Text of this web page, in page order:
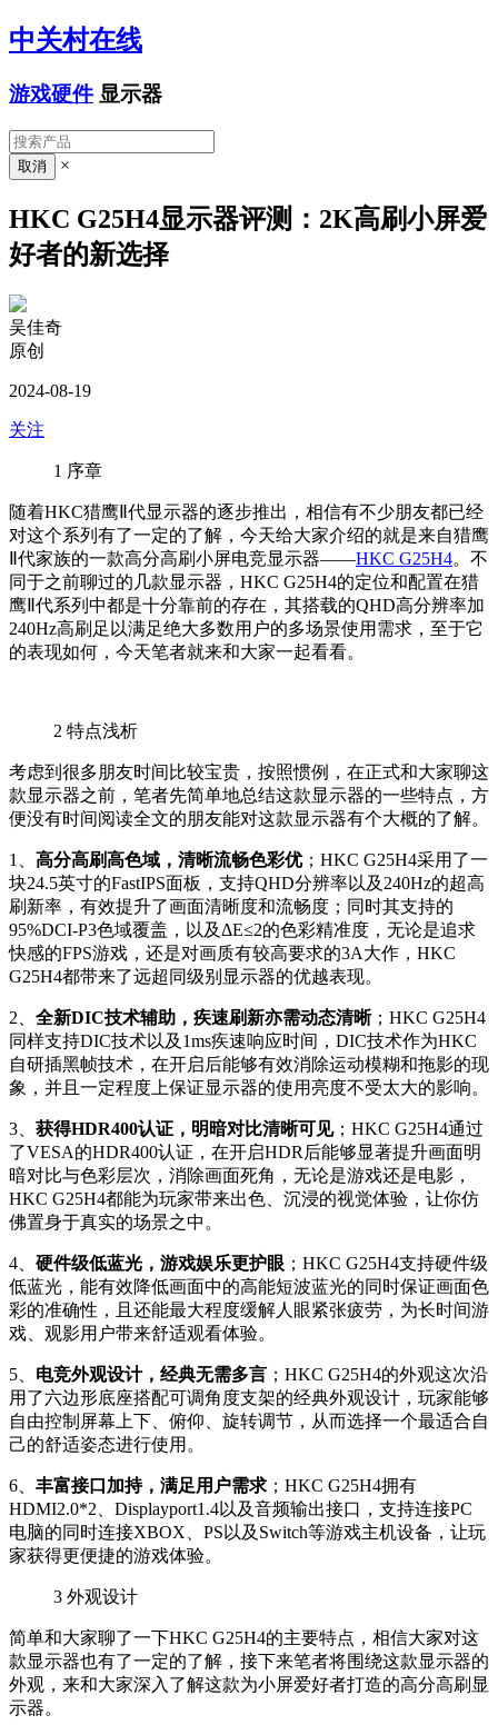
中关村在线
游戏硬件 显示器
×
HKC G25H4显示器评测：2K高刷小屏爱
好者的新选择
吴佳奇
原创
2024-08-19
关注
1 序章
随着HKC猎鹰Ⅱ代显示器的逐步推出，相信有不少朋友都已经
对这个系列有了一定的了解，今天给大家介绍的就是来自猎鹰
Ⅱ代家族的一款高分高刷小屏电竞显示器——HKC G25H4。不
同于之前聊过的几款显示器，HKC G25H4的定位和配置在猎
鹰Ⅱ代系列中都是十分靠前的存在，其搭载的QHD高分辨率加
240Hz高刷足以满足绝大多数用户的多场景使用需求，至于它
的表现如何，今天笔者就来和大家一起看看。
2 特点浅析
考虑到很多朋友时间比较宝贵，按照惯例，在正式和大家聊这
款显示器之前，笔者先简单地总结这款显示器的一些特点，方
便没有时间阅读全文的朋友能对这款显示器有个大概的了解。
1、 高分高刷高色域，清晰流畅色彩优；HKC G25H4采用了一
块24.5英寸的FastIPS面板，支持QHD分辨率以及240Hz的超高
刷新率，有效提升了画面清晰度和流畅度；同时其支持的
95%DCI-P3色域覆盖，以及ΔE≤2的色彩精准度，无论是追求
快感的FPS游戏，还是对画质有较高要求的3A大作，HKC
G25H4都带来了远超同级别显示器的优越表现。
2、 全新DIC技术辅助，疾速刷新亦需动态清晰；HKC G25H4
同样支持DIC技术以及1ms疾速响应时间，DIC技术作为HKC
自研插黑帧技术，在开启后能够有效消除运动模糊和拖影的现
象，并且一定程度上保证显示器的使用亮度不受太大的影响。
3、 获得HDR400认证，明暗对比清晰可见；HKC G25H4通过
了VESA的HDR400认证，在开启HDR后能够显著提升画面明
暗对比与色彩层次，消除画面死角，无论是游戏还是电影，
HKC G25H4都能为玩家带来出色、沉浸的视觉体验，让你仿
佛置身于真实的场景之中。
4、 硬件级低蓝光，游戏娱乐更护眼 ；HKC G25H4支持硬件级
低蓝光，能有效降低画面中的高能短波蓝光的同时保证画面色
彩的准确性，且还能最大程度缓解人眼紧张疲劳，为长时间游
戏、观影用户带来舒适观看体验。
5、 电竞外观设计，经典无需多言 ；HKC G25H4的外观这次沿
用了六边形底座搭配可调角度支架的经典外观设计，玩家能够
自由控制屏幕上下、俯仰、旋转调节，从而选择一个最适合自
己的舒适姿态进行使用。
6、 丰富接口加持，满足用户需求 ；HKC G25H4拥有
HDMI2.0*2、Displayport1.4以及音频输出接口，支持连接PC
电脑的同时连接XBOX、PS以及Switch等游戏主机设备，让玩
家获得更便捷的游戏体验。
3 外观设计
简单和大家聊了一下HKC G25H4的主要特点，相信大家对这
款显示器也有了一定的了解，接下来笔者将围绕这款显示器的
外观，来和大家深入了解这款为小屏爱好者打造的高分高刷显
示器。